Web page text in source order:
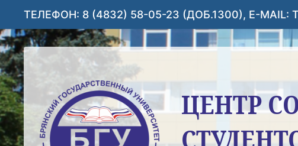
Перейти
содержимому
ТЕЛЕФОН: 8 (4832) 58-05-23 (ДОБ.1300), E-MAIL: